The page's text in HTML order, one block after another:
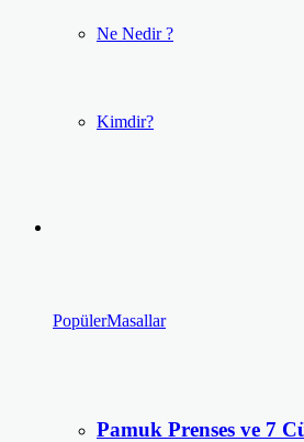
Ne Nedir ?
Kimdir?
PopülerMasallar
Pamuk Prenses ve 7